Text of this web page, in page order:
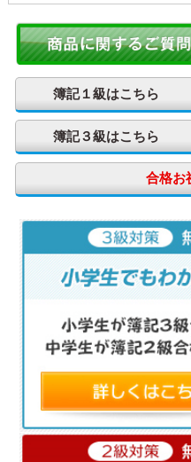
簿記１級はこちら
簿記３級はこちら
合格お